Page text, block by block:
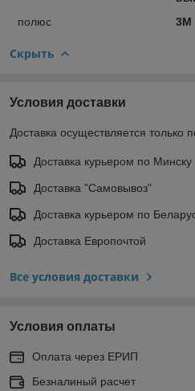
полюс
3М
Скрыть
Условия доставки
Доставка осуществляется только
Доставка курьером по Минску
Доставка "Самовывоз"
Доставка курьером по
Доставка Европочтой
Все условия доставки
Условия оплаты
Оплата через ЕРИП
Безналиный расчет